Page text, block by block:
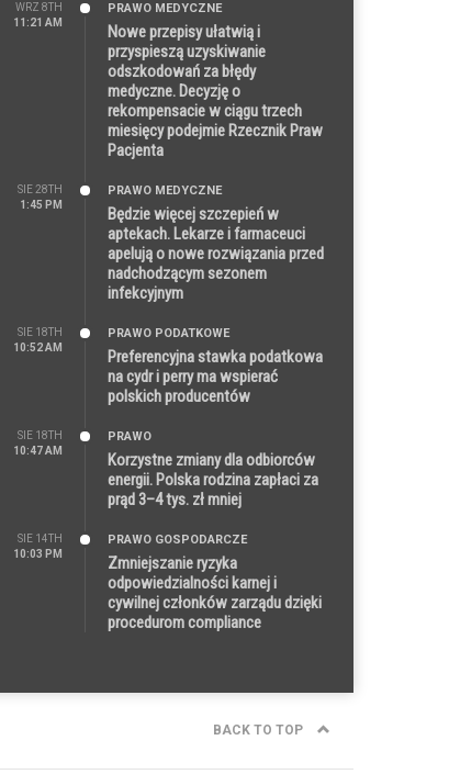
WRZ 8TH
11:21 AM
PRAWO MEDYCZNE
Nowe przepisy ułatwią i
przyspieszą uzyskiwanie
odszkodowań za błędy
medyczne. Decyzję o
rekompensacie w ciągu trzech
miesięcy podejmie Rzecznik Praw
Pacjenta
SIE 28TH
1:45 PM
PRAWO MEDYCZNE
Będzie więcej szczepień w
aptekach. Lekarze i farmaceuci
apelują o nowe rozwiązania przed
nadchodzącym sezonem
infekcyjnym
SIE 18TH
10:52 AM
PRAWO PODATKOWE
Preferencyjna stawka podatkowa
na cydr i perry ma wspierać
polskich producentów
SIE 18TH
10:47 AM
PRAWO
Korzystne zmiany dla odbiorców
energii. Polska rodzina zapłaci za
prąd 3–4 tys. zł mniej
SIE 14TH
10:03 PM
PRAWO GOSPODARCZE
Zmniejszanie ryzyka
odpowiedzialności karnej i
cywilnej członków zarządu dzięki
procedurom compliance
BACK TO TOP